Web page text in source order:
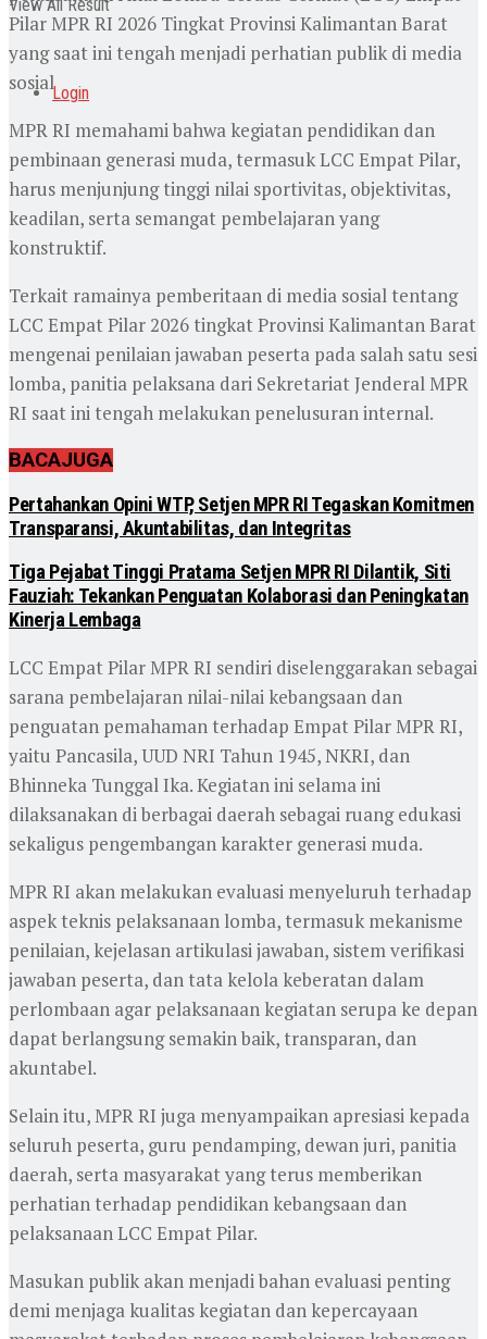
View All Result
Login
Pilar MPR RI 2026 Tingkat Provinsi Kalimantan Barat
yang saat ini tengah menjadi perhatian publik di media
sosial
MPR RI memahami bahwa kegiatan pendidikan dan
pembinaan generasi muda, termasuk LCC Empat Pilar,
harus menjunjung tinggi nilai sportivitas, objektivitas,
keadilan, serta semangat pembelajaran yang
konstruktif.
Terkait ramainya pemberitaan di media sosial tentang
LCC Empat Pilar 2026 tingkat Provinsi Kalimantan Barat
mengenai penilaian jawaban peserta pada salah satu sesi
lomba, panitia pelaksana dari Sekretariat Jenderal MPR
RI saat ini tengah melakukan penelusuran internal.
BACAJUGA
Pertahankan Opini WTP, Setjen MPR RI Tegaskan Komitmen
Transparansi, Akuntabilitas, dan Integritas
Tiga Pejabat Tinggi Pratama Setjen MPR RI Dilantik, Siti
Fauziah: Tekankan Penguatan Kolaborasi dan Peningkatan
Kinerja Lembaga
LCC Empat Pilar MPR RI sendiri diselenggarakan sebagai
sarana pembelajaran nilai-nilai kebangsaan dan
penguatan pemahaman terhadap Empat Pilar MPR RI,
yaitu Pancasila, UUD NRI Tahun 1945, NKRI, dan
Bhinneka Tunggal Ika. Kegiatan ini selama ini
dilaksanakan di berbagai daerah sebagai ruang edukasi
sekaligus pengembangan karakter generasi muda.
MPR RI akan melakukan evaluasi menyeluruh terhadap
aspek teknis pelaksanaan lomba, termasuk mekanisme
penilaian, kejelasan artikulasi jawaban, sistem verifikasi
jawaban peserta, dan tata kelola keberatan dalam
perlombaan agar pelaksanaan kegiatan serupa ke depan
dapat berlangsung semakin baik, transparan, dan
akuntabel.
Selain itu, MPR RI juga menyampaikan apresiasi kepada
seluruh peserta, guru pendamping, dewan juri, panitia
daerah, serta masyarakat yang terus memberikan
perhatian terhadap pendidikan kebangsaan dan
pelaksanaan LCC Empat Pilar.
Masukan publik akan menjadi bahan evaluasi penting
demi menjaga kualitas kegiatan dan kepercayaan